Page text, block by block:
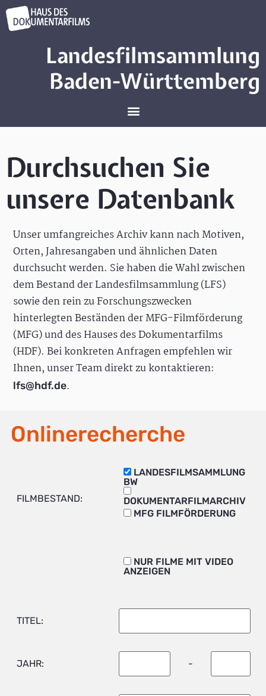
Landesfilmsammlung
Baden-Württemberg
Durchsuchen Sie
unsere Datenbank
Unser umfangreiches Archiv kann nach Motiven,
Orten, Jahresangaben und ähnlichen Daten
durchsucht werden. Sie haben die Wahl zwischen
dem Bestand der Landesfilmsammlung (LFS)
sowie den rein zu Forschungszwecken
hinterlegten Beständen der MFG-Filmförderung
(MFG) und des Hauses des Dokumentarfilms
(HDF). Bei konkreten Anfragen empfehlen wir
Ihnen, unser Team direkt zu kontaktieren:
lfs@hdf.de.
Onlinerecherche
FILMBESTAND:
LANDESFILMSAMMLUNG
BW
DOKUMENTARFILMARCHIV
MFG FILMFÖRDERUNG
NUR FILME MIT VIDEO
ANZEIGEN
TITEL:
JAHR: -